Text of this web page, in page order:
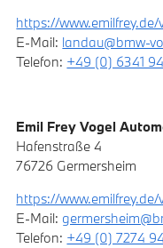
https://
E-Mail: landau@bmw-
Telefon: +49 (0) 6341
Emil Frey Vogel
Hafenstraße 4
76726 Germersheim
https://
E-Mail:
Telefon: +49 (0) 7274